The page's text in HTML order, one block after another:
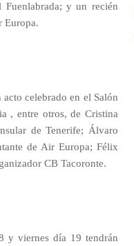
Fuenlabrada; y un recién
Europa.
celebrado en el Salón
, entre otros, de Cristina
de Tenerife; Álvaro
de Air Europa; Félix
CB Tacoronte.
y viernes día 19 tendrán